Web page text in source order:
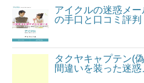
アイクルの迷惑メ
の手口と口コミ評判
タクヤキャプテン(
間違いを装った迷惑